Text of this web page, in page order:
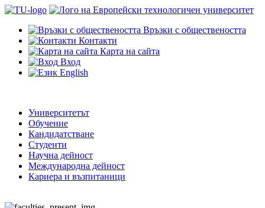
Връзки с обществеността
Контакти
Карта на сайта
Вход
English
Университетът
Обучение
Кандидатстване
Студенти
Научна дейност
Международна дейност
Кариера и възпитаници